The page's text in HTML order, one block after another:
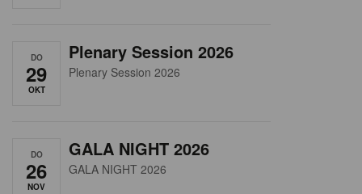
DO
29
OKT
Plenary Session 2026
Plenary Session 2026
DO
26
NOV
GALA NIGHT 2026
GALA NIGHT 2026